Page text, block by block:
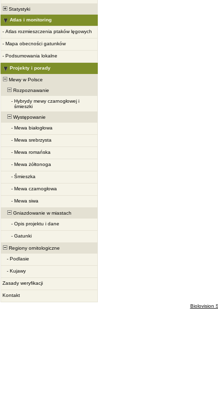
Statystyki
Atlas i monitoring
- Atlas rozmieszczenia ptaków lęgowych
- Mapa obecności gatunków
- Podsumowania lokalne
Projekty i porady
Mewy w Polsce
Rozpoznawanie
- Hybrydy mewy czarnogłowej i
śmieszki
Występowanie
- Mewa białogłowa
- Mewa srebrzysta
- Mewa romańska
- Mewa żółtonoga
- Śmieszka
- Mewa czarnogłowa
- Mewa siwa
Gniazdowanie w miastach
- Opis projektu i dane
- Gatunki
Regiony ornitologiczne
- Podlasie
- Kujawy
Zasady weryfikacji
Kontakt
Biolovision